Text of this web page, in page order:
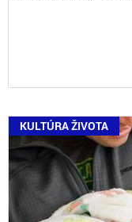
KULTÚRA ŽIVOTA